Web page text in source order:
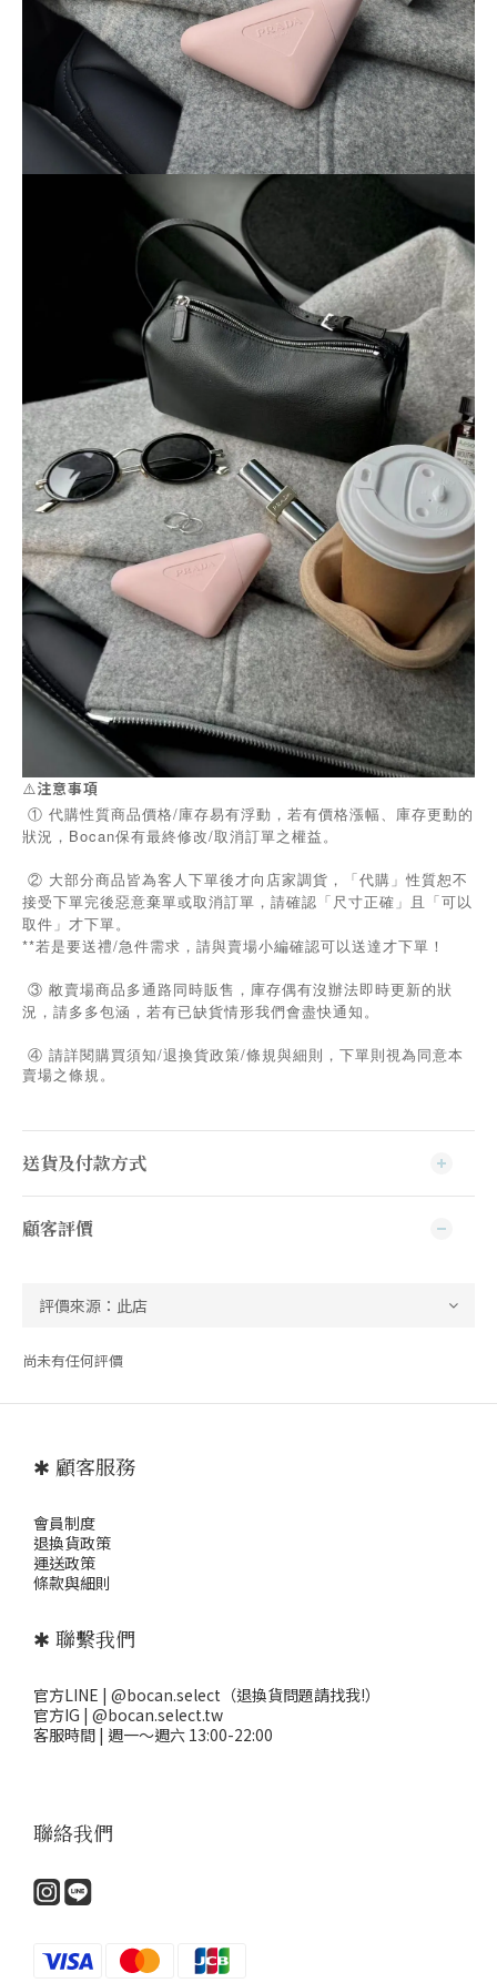
⚠️注意事項
① 代購性質商品價格/庫存易有浮動，若有價格漲幅、庫存更動的
狀況，Bocan保有最終修改/取消訂單之權益。
② 大部分商品皆為客人下單後才向店家調貨，「代購」性質恕不
接受下單完後惡意棄單或取消訂單，請確認「尺寸正確」且「可以
取件」才下單。
**若是要送禮/急件需求，請與賣場小編確認可以送達才下單！
③ 敝賣場商品多通路同時販售，庫存偶有沒辦法即時更新的狀
況，請多多包涵，若有已缺貨情形我們會盡快通知。
④ 請詳閱購買須知/退換貨政策/條規與細則，下單則視為同意本
賣場之條規。
送貨及付款方式
顧客評價
尚未有任何評價
✱ 顧客服務
會員制度
退換貨政策
運送政策
條款與細則
✱ 聯繫我們
官方LINE | @bocan.select（退換貨問題請找我!）
官方IG | @bocan.select.tw
客服時間 | 週一～週六 13:00-22:00
聯絡我們